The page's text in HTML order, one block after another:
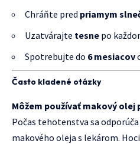
Chráňte pred priamym
Uzatvárajte tesne po
Spotrebujte do 6 mesiacov
Často kladené otázky
Môžem používať makový olej
Počas tehotenstva sa
makového oleja s lekárom.